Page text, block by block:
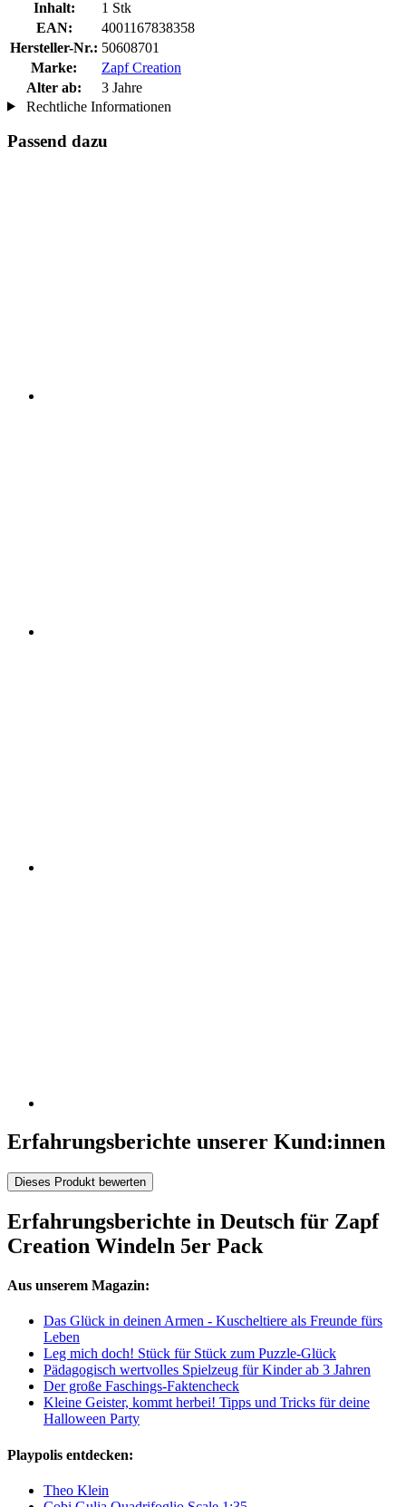
Inhalt:
1 Stk
EAN:
4001167838358
Hersteller-Nr.: 50608701
Marke:
Zapf Creation
Alter ab:
3 Jahre
Rechtliche Informationen
Passend dazu
Erfahrungsberichte unserer Kund:innen
Dieses Produkt bewerten
Erfahrungsberichte in Deutsch für Zapf
Creation Windeln 5er Pack
Aus unserem Magazin:
Das Glück in deinen Armen - Kuscheltiere als Freunde fürs
Leben
Leg mich doch! Stück für Stück zum Puzzle-Glück
Pädagogisch wertvolles Spielzeug für Kinder ab 3 Jahren
Der große Faschings-Faktencheck
Kleine Geister, kommt herbei! Tipps und Tricks für deine
Halloween Party
Playpolis entdecken:
Theo Klein